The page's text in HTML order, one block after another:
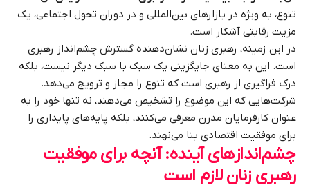
تنوع، به ویژه در بازارهای بین‌المللی و در دوران تحول اجتماعی، یک
مزیت رقابتی آشکار است.
در این زمینه، رهبری زنان نشان‌دهنده گسترش چشم‌انداز رهبری
است. این به معنای جایگزینی یک سبک با سبک دیگر نیست، بلکه
درک فراگیری از رهبری است که تنوع را مجاز و ترویج می‌دهد.
شرکت‌هایی که این موضوع را تشخیص می‌دهند، نه تنها خود را به
عنوان کارفرمایان مدرن معرفی می‌کنند، بلکه پایه‌های پایداری را
برای موفقیت اقتصادی بنا می‌نهند.
چشم‌اندازهای آینده: آنچه برای موفقیت
رهبری زنان لازم است